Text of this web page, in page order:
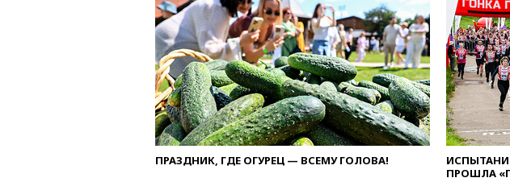
ПРАЗДНИК, ГДЕ ОГУРЕЦ — ВСЕМУ ГОЛОВА!
ПРОШЛА